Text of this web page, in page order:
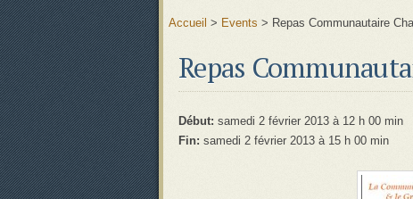
Accueil > Events > Repas Communautaire
Repas
Début: samedi 2 février 2013 à 12 h 00 min
Fin: samedi 2 février 2013 à 15 h 00 min